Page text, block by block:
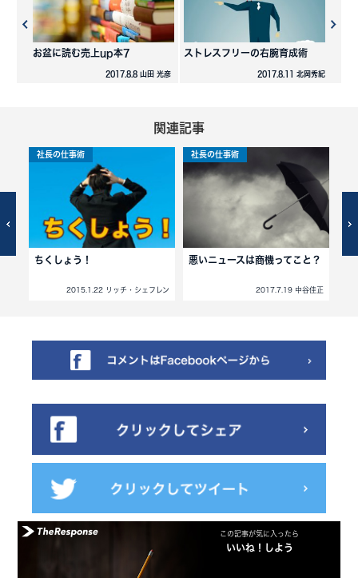
お盆に読む売上up本7
2017.8.8 山田 光彦
ストレスフリーの右腕育成術
2017.8.11 北岡秀紀
関連記事
社長の仕事術
ちくしょう！
2015.1.22 リッチ・シェフレン
社長の仕事術
悪いニュースは商機ってこと？
2017.7.19 中谷佳正
この記事が気に入ったら
いいね！しよう